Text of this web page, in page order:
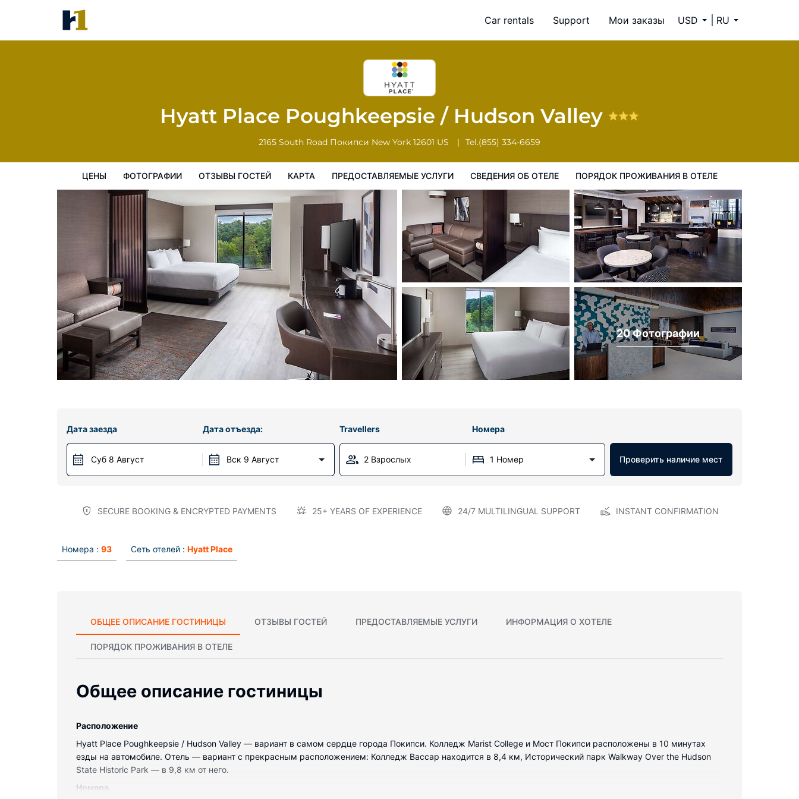
Car rentals Support Мои заказы USD RU
Hyatt Place Poughkeepsie / Hudson Valley
2165 South Road Покипси New York 12601 US Tel.(855) 334-6659
ЦЕНЫ ФОТОГРАФИИ ОТЗЫВЫ ГОСТЕЙ КАРТА ПРЕДОСТАВЛЯЕМЫЕ УСЛУГИ СВЕДЕНИЯ ОБ ОТЕЛЕ ПОРЯДОК ПРОЖИВАНИЯ В ОТЕЛЕ
Сведения об отеле Порядок проживания в Отеле
20 Фотографии
Дата заезда
Суб 8 Август
Дата отъезда:
Вск 9 Август
Travellers Номера
2 Взрослых 1 Номер Проверить наличие мест
SECURE BOOKING & ENCRYPTED PAYMENTS 25+ YEARS OF EXPERIENCE 24/7 MULTILINGUAL SUPPORT INSTANT CONFIRMATION
Номера : 93 Сеть отелей : Hyatt Place
ОБЩЕЕ ОПИСАНИЕ ГОСТИНИЦЫ ОТЗЫВЫ ГОСТЕЙ ПРЕДОСТАВЛЯЕМЫЕ УСЛУГИ ИНФОРМАЦИЯ О ХОТЕЛЕ
ПОРЯДОК ПРОЖИВАНИЯ В ОТЕЛЕ
Общее описание гостиницы
Pасположение
Hyatt Place Poughkeepsie / Hudson Valley — вариант в самом сердце города Покипси. Колледж Marist College и Мост Покипси расположены в 10 минутах
езды на автомобиле. Отель — вариант с прекрасным расположением: Колледж Вассар находится в 8,4 км, Исторический парк Walkway Over the Hudson
State Historic Park — в 9,8 км от него.
Номера